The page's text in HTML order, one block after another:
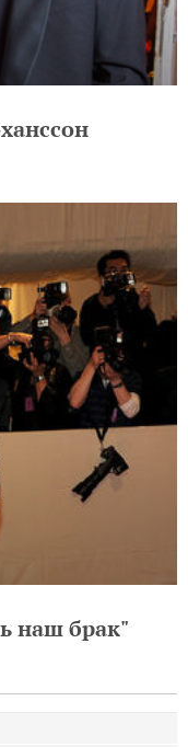
наш брак"